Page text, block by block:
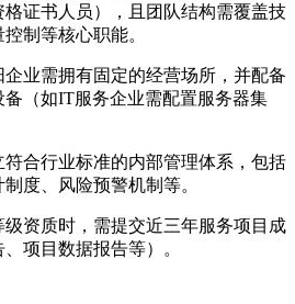
证书人员），且团队结构需覆盖技
制等核心职能。
业需拥有固定的经营场所，并配备
（如IT服务企业需配置服务器集
合行业标准的内部管理体系，包括
度、风险预警机制等。
资质时，需提交近三年服务项目成
项目数据报告等）。